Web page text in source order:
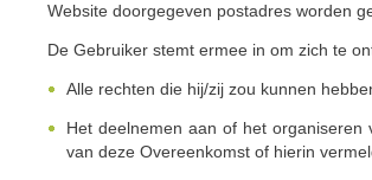
Website doorgegeven postadres worden
De Gebruiker stemt ermee in om zich te
Alle rechten die hij/zij zou kunnen
Het deelnemen aan of het
van deze Overeenkomst of hierin